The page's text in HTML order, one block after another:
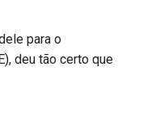
para o
deu tão certo que